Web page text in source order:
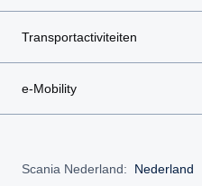
Transportactiviteiten
e-Mobility
Scania Nederland: Nederland